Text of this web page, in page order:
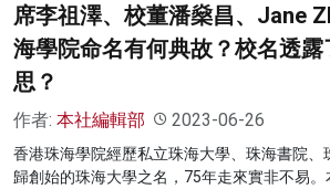
席李祖澤、校董潘燊昌、Jane
海學院命名有何典故？校名透
思？
作者: 本社編輯部 2023-06-26
香港珠海學院經歷私立珠海大學、珠海書院、
歸創始的珠海大學之名，75年走來實非不易